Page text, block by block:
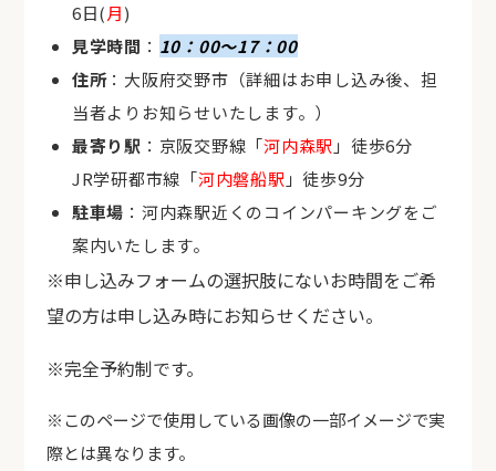
6日(月)
見学時間 ： 10：00～17：00
住所：大阪府交野市（詳細はお申し込み後、担
当者よりお知らせいたします。）
最寄り駅 ：京阪交野線「河内森駅 」徒歩6分
JR学研都市線「河内磐船駅 」徒歩9分
駐車場 ：河内森駅近くのコインパーキングをご
案内いたします。
※申し込みフォームの選択肢にないお時間をご希
望の方は申し込み時にお知らせください。
※完全予約制です。
※このページで使用している画像の一部イメージで実
際とは異なります。